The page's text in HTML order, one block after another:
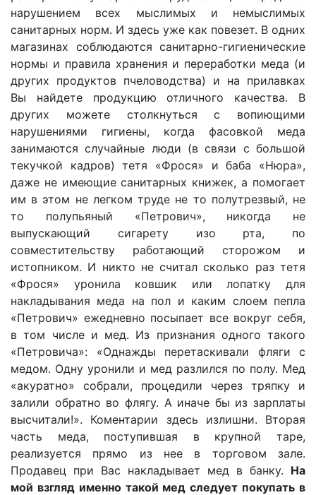
нарушением всех мыслимых и немыслимых
санитарных норм. И здесь уже как повезет. В одних
магазинах соблюдаются санитарно-гигиенические
нормы и правила хранения и переработки меда (и
других продуктов пчеловодства) и на прилавках
Вы найдете продукцию отличного качества. В
других можете столкнуться с вопиющими
нарушениями гигиены, когда фасовкой меда
занимаются случайные люди (в связи с большой
текучкой кадров) тетя «Фрося» и баба «Нюра»,
даже не имеющие санитарных книжек, а помогает
им в этом не легком труде не то полутрезвый, не
то полупьяный «Петрович», никогда не
выпускающий сигарету изо рта, по
совместительству работающий сторожом и
истопником. И никто не считал сколько раз тетя
«Фрося» уронила ковшик или лопатку для
накладывания меда на пол и каким слоем пепла
«Петрович» ежедневно посыпает все вокруг себя,
в том числе и мед. Из признания одного такого
«Петровича»: «Однажды перетаскивали фляги с
медом. Одну уронили и мед разлился по полу. Мед
«акуратно» собрали, процедили через тряпку и
залили обратно во флягу. А иначе бы из зарплаты
высчитали!». Коментарии здесь излишни. Вторая
часть меда, поступившая в крупной таре,
реализуется прямо из нее в торговом зале.
Продавец при Вас накладывает мед в банку. На
мой взгляд именно такой мед следует покупать в